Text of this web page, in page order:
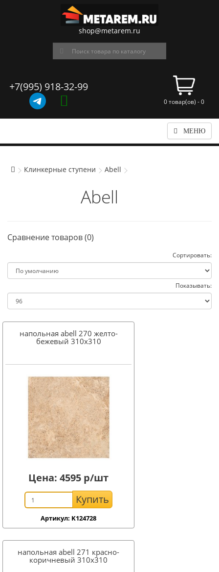
shop@metarem.ru
+7(995) 918-32-99
0 товар(ов) - 0
МЕНЮ
Клинкерные ступени Abell
Abell
Сравнение товаров (0)
Сортировать:
Показывать:
напольная abell 270 желто-
бежевый 310x310
Цена: 4595 р/шт
Купить
Артикул: K124728
напольная abell 271 красно-
коричневый 310x310